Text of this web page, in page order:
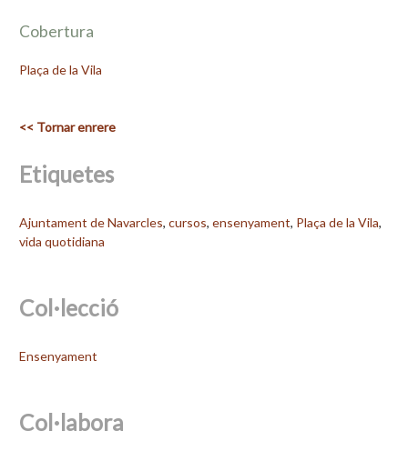
Cobertura
Plaça de la Vila
<< Tornar enrere
Etiquetes
Ajuntament de Navarcles, cursos, ensenyament, Plaça de la Vila,
vida quotidiana
Col·lecció
Ensenyament
Col·labora